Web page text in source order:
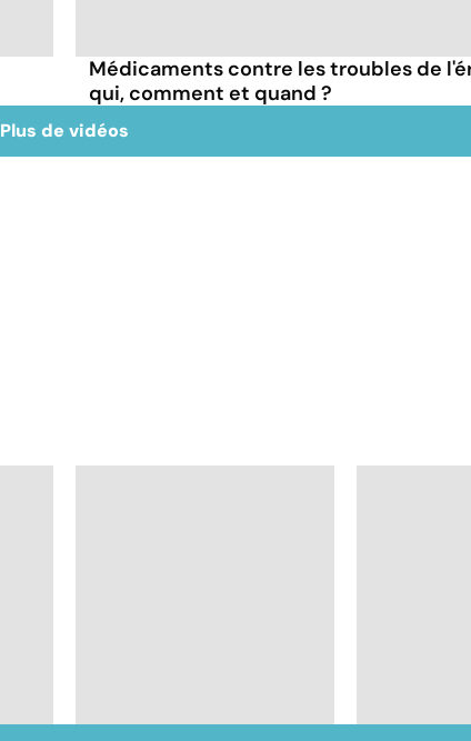
Médicaments contre les troubles de
qui, comment et quand ?
Plus de vidéos